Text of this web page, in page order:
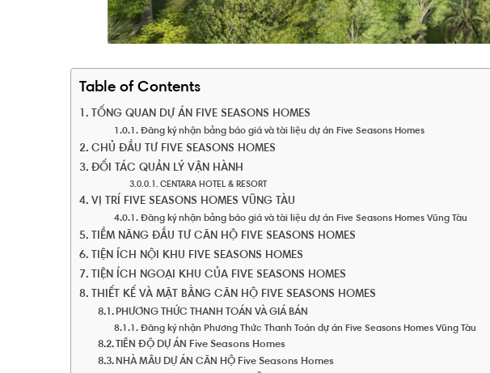
Table of Contents
TỔNG QUAN DỰ ÁN FIVE SEASONS HOMES
Đăng ký nhận bảng báo giá và tài liệu dự án Five Seasons Homes
CHỦ ĐẦU TƯ FIVE SEASONS HOMES
ĐỐI TÁC QUẢN LÝ VẬN HÀNH
CENTARA HOTEL & RESORT
VỊ TRÍ FIVE SEASONS HOMES VŨNG TÀU
Đăng ký nhận bảng báo giá và tài liệu dự án Five Seasons Homes Vũng Tàu
TIỀM NĂNG ĐẦU TƯ CĂN HỘ FIVE SEASONS HOMES
TIỆN ÍCH NỘI KHU FIVE SEASONS HOMES
TIỆN ÍCH NGOẠI KHU CỦA FIVE SEASONS HOMES
THIẾT KẾ VÀ MẶT BẰNG CĂN HỘ FIVE SEASONS HOMES
PHƯƠNG THỨC THANH TOÁN VÀ GIÁ BÁN
Đăng ký nhận Phương Thức Thanh Toán dự án Five Seasons Homes Vũng Tàu
TIẾN ĐỘ DỰ ÁN Five Seasons Homes
NHÀ MẪU DỰ ÁN CĂN HỘ Five Seasons Homes